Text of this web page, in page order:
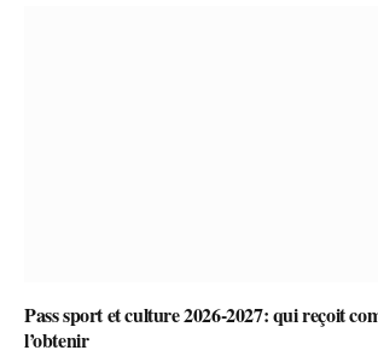
Pass sport et culture 2026-2027: qui reçoit
l’obtenir